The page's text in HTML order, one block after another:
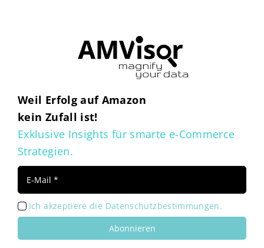
Weil Erfolg auf Amazon
kein Zufall ist!
Exklusive Insights für smarte e-Commerce
Strategien.
Ich akzeptiere die Datenschutzbestimmungen.
Abonnieren